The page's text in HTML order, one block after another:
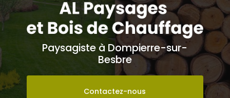
Paysagiste à Dompierre-sur-
Besbre
Contactez-nous